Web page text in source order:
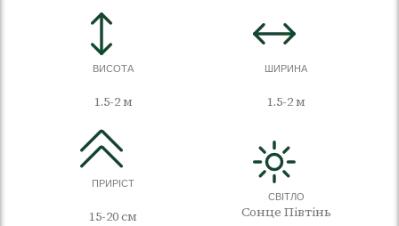
ВИСОТА
1.5-2 м
ШИРИНА
1.5-2 м
ПРИРІСТ
15-20 см
СВІТЛО
Сонце Півтінь